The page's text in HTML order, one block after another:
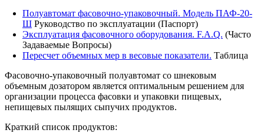
Полуавтомат фасовочно-упаковочный. Модель ПАФ-20-
Ш Руководство по эксплуатации (Паспорт)
Эксплуатация фасовочного оборудования. F.A.Q. (Часто
Задаваемые Вопросы)
Пересчет объемных мер в весовые показатели. Таблица
Фасовочно-упаковочный полуавтомат со шнековым
объемным дозатором является оптимальным решением для
организации процесса фасовки и упаковки пищевых,
непищевых пылящих сыпучих продуктов.
Краткий список продуктов: